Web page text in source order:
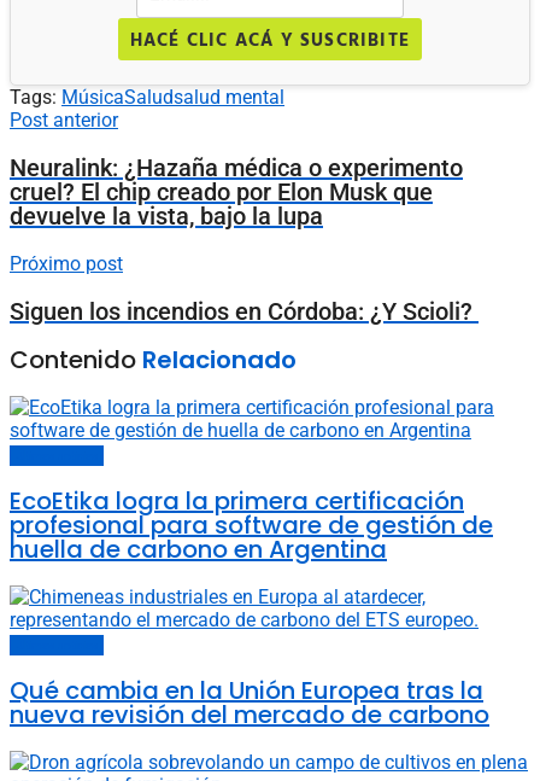
HACÉ CLIC ACÁ Y SUSCRIBITE
Tags: MúsicaSaludsalud mental
Post anterior
Neuralink: ¿Hazaña médica o experimento
cruel? El chip creado por Elon Musk que
devuelve la vista, bajo la lupa
Próximo post
Siguen los incendios en Córdoba: ¿Y Scioli?
Contenido Relacionado
EcoEtika logra la primera certificación
profesional para software de gestión de
huella de carbono en Argentina
Qué cambia en la Unión Europea tras la
nueva revisión del mercado de carbono